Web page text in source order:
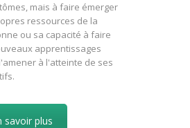
mais à faire émerger
ressources de la
ou sa capacité à faire
apprentissages
à l'atteinte de ses
savoir plus